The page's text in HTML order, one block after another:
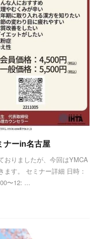
ナーin名古屋
おりましたが、今回はYMCA
す。 セミナー詳細 日時：
〜12: ...